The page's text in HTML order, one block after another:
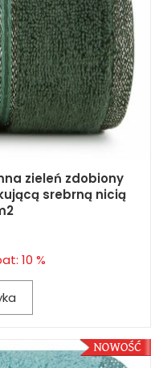
zieleń zdobiony
srebrną nicią
10 %